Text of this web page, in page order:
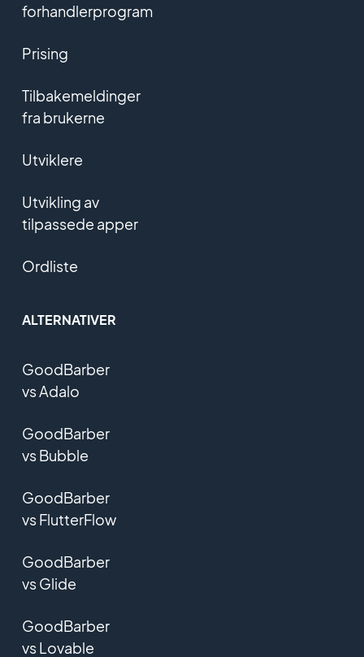
forhandlerprogram
Prising
Tilbakemeldinger
fra brukerne
Utviklere
Utvikling av
tilpassede apper
Ordliste
ALTERNATIVER
GoodBarber
vs Adalo
GoodBarber
vs Bubble
GoodBarber
vs FlutterFlow
GoodBarber
vs Glide
GoodBarber
vs Lovable